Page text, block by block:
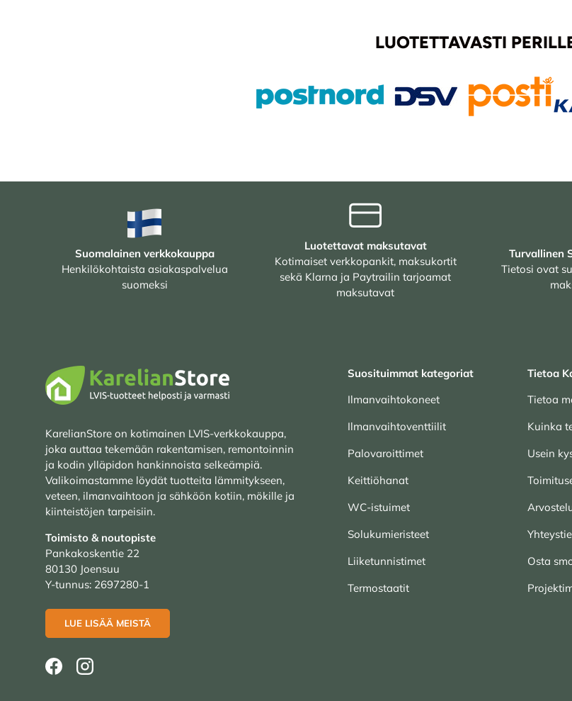
LUOTETTAVASTI
Suomalainen verkkokauppa
Henkilökohtaista asiakaspalvelua
suomeksi
Luotettavat maksutavat
Kotimaiset verkkopankit, maksukortit
sekä Klarna ja Paytrailin tarjoamat
maksutavat
Turvallinen
Tietosi ovat
KarelianStore on kotimainen LVIS-verkkokauppa,
joka auttaa tekemään rakentamisen, remontoinnin
ja kodin ylläpidon hankinnoista selkeämpiä.
Valikoimastamme löydät tuotteita lämmitykseen,
veteen, ilmanvaihtoon ja sähköön kotiin, mökille ja
kiinteistöjen tarpeisiin.
Toimisto & noutopiste
Pankakoskentie 22
80130 Joensuu
Y-tunnus: 2697280-1
LUE LISÄÄ MEISTÄ
FacebookInstagram
Suosituimmat kategoriat
Ilmanvaihtokoneet
Ilmanvaihtoventtiilit
Palovaroittimet
Keittiöhanat
WC-istuimet
Solukumieristeet
Liiketunnistimet
Termostaatit
Tietoa
Tietoa
Kuinka
Usein
Osta